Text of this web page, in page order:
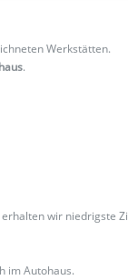
Werkstätten.
.
wir niedrigste
im Autohaus.